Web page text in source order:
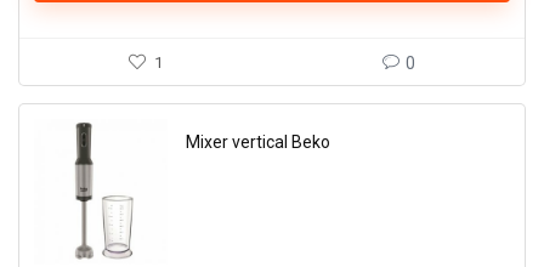
1 0
Mixer vertical Beko